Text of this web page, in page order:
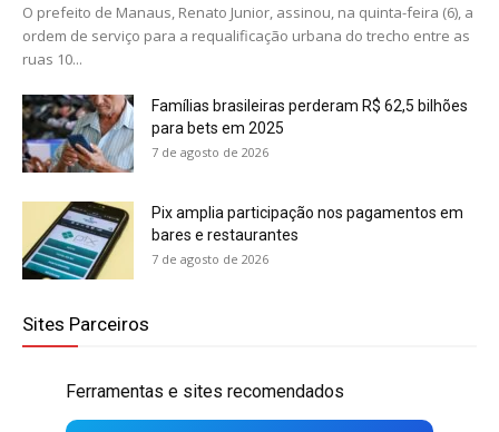
O prefeito de Manaus, Renato Junior, assinou, na quinta-feira (6), a
ordem de serviço para a requalificação urbana do trecho entre as
ruas 10...
Famílias brasileiras perderam R$ 62,5 bilhões
para bets em 2025
7 de agosto de 2026
Pix amplia participação nos pagamentos em
bares e restaurantes
7 de agosto de 2026
Sites Parceiros
Ferramentas e sites recomendados